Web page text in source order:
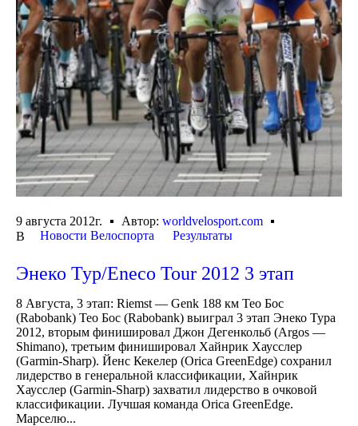
9 августа 2012г. Автор: worldvelosport.com
В
Новости Велоспорта Результаты
Энеко Тур/Eneco Tour 2012 3 этап
8 Августа, 3 этап: Riemst — Genk 188 км Тео Бос
(Rabobank) Тео Бос (Rabobank) выиграл 3 этап Энеко Тура
2012, вторым финишировал Джон Дегенкольб (Argos —
Shimano), третьим финишировал Хайнрик Хаусслер
(Garmin-Sharp). Йенс Кекелер (Orica GreenEdge) сохранил
лидерство в генеральной классификации, Хайнрик
Хаусслер (Garmin-Sharp) захватил лидерство в очковой
классификации. Лучшая команда Orica GreenEdge.
Марселю...